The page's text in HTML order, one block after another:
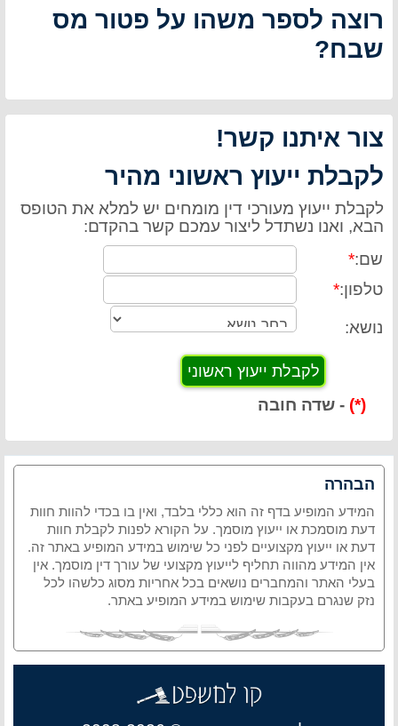
רוצה לספר משהו על פטור מס
שבח?
צור איתנו קשר!
לקבלת ייעוץ ראשוני מהיר
לקבלת ייעוץ מעורכי דין מומחים יש למלא את הטופס
הבא, ואנו נשתדל ליצור עמכם קשר בהקדם:
שם:*
טלפון:*
נושא:
(*) - שדה חובה
הבהרה
המידע המופיע בדף זה הוא כללי בלבד, ואין בו בכדי להוות חוות
דעת מוסמכת או ייעוץ מוסמך. על הקורא לפנות לקבלת חוות
דעת או ייעוץ מקצועיים לפני כל שימוש במידע המופיע באתר זה.
אין המידע מהווה תחליף לייעוץ מקצועי של עורך דין מוסמך. אין
בעלי האתר והמחברים נושאים בכל אחריות מסוג כלשהו לכל
נזק שנגרם בעקבות שימוש במידע המופיע באתר.